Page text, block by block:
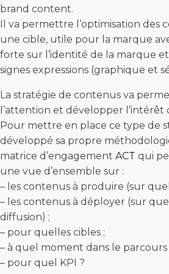
brand content.
Il va permettre l’optimisation des
une cible, utile pour la marque
forte sur l’identité de la marque et
signes expressions (graphique et
La stratégie de contenus va
l’attention et développer l’intérêt
Pour mettre en place ce type de
développé sa propre
matrice d’engagement ACT qui
une vue d’ensemble sur :
– les contenus à produire (sur
– les contenus à déployer (sur
diffusion) ;
– pour quelles cibles ;
– à quel moment dans le parcours
– pour quel KPI ?